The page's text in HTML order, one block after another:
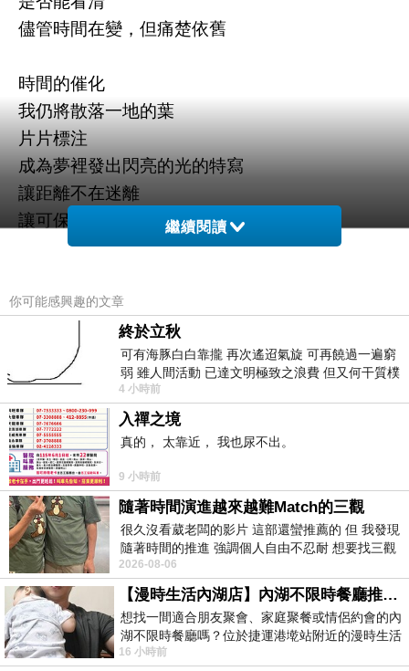
儘管時間在變，但痛楚依舊
時間的催化
我仍將散落一地的葉
片片標注
成為夢裡發出閃亮的光的特寫
讓距離不在迷離
讓可保存的濃度全堆疊在情感
一一成為雨聲能與妳交融的語調
風吹襲赤腳裸露的腳步
惹出動人小徑鋪成過往
讓醒來後的光影成不被注視下的空氣騰出可喘息
的空間
讓再度站上一模一樣的天空繼續飛翔的妳
儘管黑暗攀爬進天空令天空佈滿層層黑雲
我依然站在深處眺望妳那般高的自由飛出光明燦
爛
2024-06-02 19:35:56
上一篇：80
繼續閱讀
你可能感興趣的文章
終於立秋
可有海豚白白靠攏 再次遙迢氣旋 可再饒過一遍窮
弱 雖人間活動 已達文明極致之浪費 但又何干質樸
者 只能白白陪葬
4 小時前
入禪之境
真的， 太靠近， 我也尿不出。
9 小時前
隨著時間演進越來越難Match的三觀
很久沒看葳老闆的影片 這部還蠻推薦的 但 我發現
隨著時間的推進 強調個人自由不忍耐 想要找三觀
接近的不要說對象 連朋友都超
2026-08-06
【漫時生活內湖店】內湖不限時餐廳推薦｜捷運港墘站美食，聚餐、約會、家庭聚會首選，正餐甜點一次滿足
想找一間適合朋友聚會、家庭聚餐或情侶約會的內
湖不限時餐廳嗎？位於捷運港墘站附近的漫時生活
內湖店，從捷運站步行約4分鐘即可抵
16 小時前